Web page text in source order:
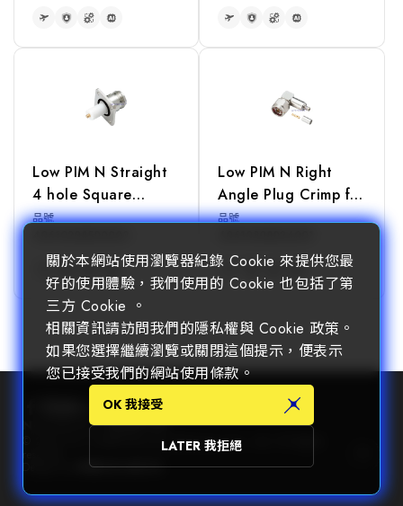
Low PIM N Straight
4 hole Square
Flange Jack
Teflon)
品號
READ MORE
Low PIM N Right
Angle Plug Crimp for
LMR240 Cable
品號
Newsletter 訂閱電子報
© 2025 Chin Nan® Precision Electronics Co., Ltd. All Rights
WDD.隱私權政策
關於本網站使用瀏覽器紀錄 Cookie 來提供您最
好的使用體驗，我們使用的 Cookie 也包括了第
三方 Cookie 。
相關資訊請訪問我們的隱私權與 Cookie 政策。
如果您選擇繼續瀏覽或關閉這個提示，便表示
您已接受我們的網站使用條款。
OK 我接受
LATER 我拒絕